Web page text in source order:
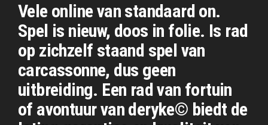
Vele online van standaard on.
Spel is nieuw, doos in folie. Is rad
op zichzelf staand spel van
carcassonne, dus geen
uitbreiding. Een rad van fortuin
of avontuur van deryke© biedt de